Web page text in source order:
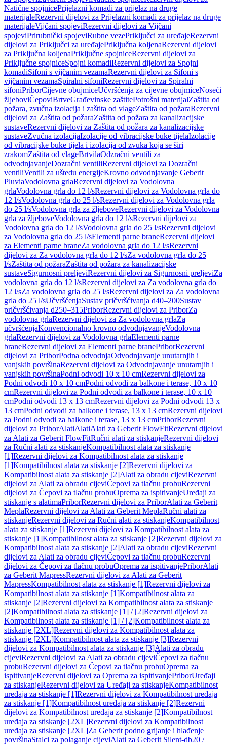
Natične spojnicePrijelazni komadi za prijelaz na druge
materijaleRezervni dijelovi za Prijelazni komadi za prijelaz na druge
materijaleVijčani spojeviRezervni dijelovi za Vijčani
spojeviPrirubnički spojeviRubne vezePriključci za uređajeRezervni
dijelovi za Priključci za uređajePriključna koljenaRezervni dijelovi
za Priključna koljenaPriključne spojniceRezervni dijelovi za
Priključne spojniceSpojni komadiRezervni dijelovi za Spojni
komadiSifoni s vijčanim vezamaRezervni dijelovi za Sifoni s
vijčanim vezamaSpiralni sifoniRezervni dijelovi za Spiralni
sifoniPriborCijevne obujmiceUčvršćenja za cijevne obujmiceNoseći
žljeboviČepoviBrtveGrađevinske zaštitePotrošni materijalZaštita od
požara, zvučna izolacija i zaštita od vlageZaštita od požaraRezervni
dijelovi za Zaštita od požaraZaštita od požara za kanalizacijske
sustaveRezervni dijelovi za Zaštita od požara za kanalizacijske
sustaveZvučna izolacijaIzolacije od vibracijske buke tijelaIzolacije
od vibracijske buke tijela i izolacija od zvuka koja se širi
zrakomZaštita od vlageBrtvilaOdzračni ventili za
odvodnjavanjeDozračni ventiliRezervni dijelovi za Dozračni
ventiliVentili za uštedu energijeKrovno odvodnjavanje Geberit
PluviaVodolovna grlaRezervni dijelovi za Vodolovna
grlaVodolovna grla do 12 l/sRezervni dijelovi za Vodolovna grla do
12 l/sVodolovna grla do 25 l/sRezervni dijelovi za Vodolovna grla
do 25 l/sVodolovna grla za žljeboveRezervni dijelovi za Vodolovna
grla za žljeboveVodolovna grla do 12 l/sRezervni dijelovi za
Vodolovna grla do 12 l/sVodolovna grla do 25 l/sRezervni dijelovi
za Vodolovna grla do 25 l/sElementi parne braneRezervni dijelovi
za Elementi parne braneZa vodolovna grla do 12 l/sRezervni
dijelovi za Za vodolovna grla do 12 l/sZa vodolovna grla do 25
l/sZaštita od požaraZaštita od požara za kanalizacijske
sustaveSigurnosni preljeviRezervni dijelovi za Sigurnosni preljeviZa
vodolovna grla do 12 l/sRezervni dijelovi za Za vodolovna grla do
12 l/sZa vodolovna grla do 25 l/sRezervni dijelovi za Za vodolovna
grla do 25 l/sUčvršćenjaSustav pričvršćivanja d40–200Sustav
pričvršćivanja d250–315PriborRezervni dijelovi za PriborZa
vodolovna grlaRezervni dijelovi za Za vodolovna grlaZa
učvršćenjaKonvencionalno krovno odvodnjavanjeVodolovna
grlaRezervni dijelovi za Vodolovna grlaElementi parne
braneRezervni dijelovi za Elementi parne branePriborRezervni
dijelovi za PriborPodna odvodnjaOdvodnjavanje unutarnjih i
vanjskih površinaRezervni dijelovi za Odvodnjavanje unutarnjih i
vanjskih površinaPodni odvodi 10 x 10 cmRezervni dijelovi za
Podni odvodi 10 x 10 cmPodni odvodi za balkone i terase, 10 x 10
cmRezervni dijelovi za Podni odvodi za balkone i terase, 10 x 10
cmPodni odvodi 13 x 13 cmRezervni dijelovi za Podni odvodi 13 x
13 cmPodni odvodi za balkone i terase, 13 x 13 cmRezervni dijelovi
za Podni odvodi za balkone i terase, 13 x 13 cmPriborRezervni
dijelovi za PriborAlatiAlatiAlati za Geberit FlowFitRezervni dijelovi
za Alati za Geberit FlowFitRučni alati za stiskanjeRezervni dijelovi
za Ručni alati za stiskanjeKompatibilnost alata za stiskanje
[1]Rezervni dijelovi za Kompatibilnost alata za stiskanje
[1]Kompatibilnost alata za stiskanje [2]Rezervni dijelovi za
Kompatibilnost alata za stiskanje [2]Alati za obradu cijeviRezervni
dijelovi za Alati za obradu cijeviČepovi za tlačnu probuRezervni
dijelovi za Čepovi za tlačnu probuOprema za ispitivanjeUređaji za
stiskanje s alatimaPriborRezervni dijelovi za PriborAlati za Geberit
MeplaRezervni dijelovi za Alati za Geberit MeplaRučni alati za
stiskanjeRezervni dijelovi za Ručni alati za stiskanjeKompatibilnost
alata za stiskanje [1]Rezervni dijelovi za Kompatibilnost alata za
stiskanje [1]Kompatibilnost alata za stiskanje [2]Rezervni dijelovi za
Kompatibilnost alata za stiskanje [2]Alati za obradu cijeviRezervni
dijelovi za Alati za obradu cijeviČepovi za tlačnu probuRezervni
dijelovi za Čepovi za tlačnu probuOprema za ispitivanjePriborAlati
za Geberit MapressRezervni dijelovi za Alati za Geberit
MapressKompatibilnost alata za stiskanje [1]Rezervni dijelovi za
Kompatibilnost alata za stiskanje [1]Kompatibilnost alata za
stiskanje [2]Rezervni dijelovi za Kompatibilnost alata za stiskanje
[2]Kompatibilnost alata za stiskanje [1] / [2]Rezervni dijelovi za
Kompatibilnost alata za stiskanje [1] / [2]Kompatibilnost alata za
stiskanje [2XL]Rezervni dijelovi za Kompatibilnost alata za
stiskanje [2XL]Kompatibilnost alata za stiskanje [3]Rezervni
dijelovi za Kompatibilnost alata za stiskanje [3]Alati za obradu
cijeviRezervni dijelovi za Alati za obradu cijeviČepovi za tlačnu
probuRezervni dijelovi za Čepovi za tlačnu probuOprema za
ispitivanjeRezervni dijelovi za Oprema za ispitivanjePriborUređaji
za stiskanjeRezervni dijelovi za Uređaji za stiskanjeKompatibilnost
uređaja za stiskanje [1]Rezervni dijelovi za Kompatibilnost uređaja
za stiskanje [1]Kompatibilnost uređaja za stiskanje [2]Rezervni
dijelovi za Kompatibilnost uređaja za stiskanje [2]Kompatibilnost
uređaja za stiskanje [2XL]Rezervni dijelovi za Kompatibilnost
uređaja za stiskanje [2XL]Za Geberit podno grijanje i hlađenje
površinaStalci za polaganje cijeviAlati za Geberit Silent-db20 /